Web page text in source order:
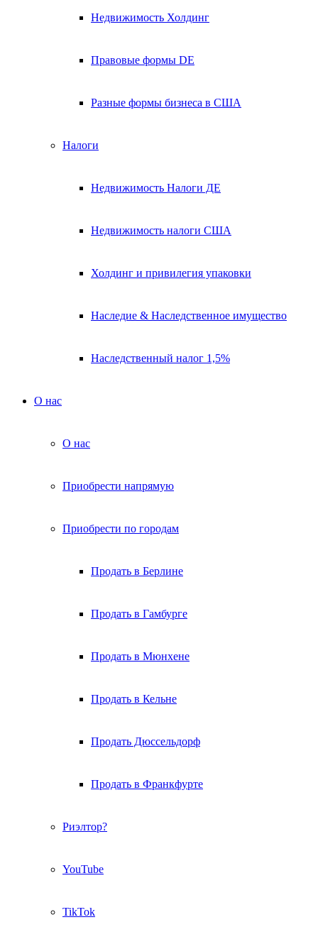
Недвижимость Холдинг
Правовые формы DE
Разные формы бизнеса в США
Налоги
Недвижимость Налоги ДЕ
Недвижимость налоги США
Холдинг и привилегия упаковки
Наследие & Наследственное имущество
Наследственный налог 1,5%
О нас
О нас
Приобрести напрямую
Приобрести по городам
Продать в Берлине
Продать в Гамбурге
Продать в Мюнхене
Продать в Кельне
Продать Дюссельдорф
Продать в Франкфурте
Риэлтор?
YouTube
TikTok